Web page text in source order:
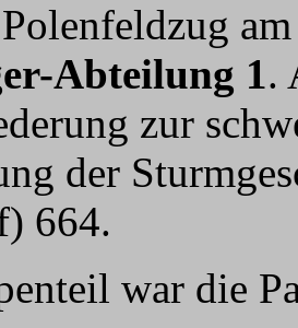
Abteilung 1.
zur
der
664.
war die